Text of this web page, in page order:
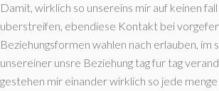
Damit, wirklich so unsereins mir auf keinen
uberstreifen, ebendiese Kontakt bei
Beziehungsformen wahlen nach erlauben, im
unsereiner unsre Beziehung tag fur tag
gestehen mir einander wirklich so jede